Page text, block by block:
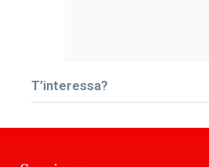
T’interessa?